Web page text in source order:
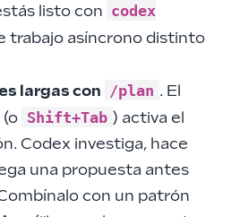
listo con codex
trabajo asíncrono distinto
largas con /plan . El
(o Shift+Tab ) activa el
Codex investiga, hace
una propuesta antes
con un patrón